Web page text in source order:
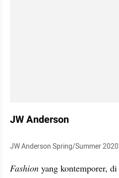
JW Anderson
JW Anderson Spring/Summer 2020
Fashion yang kontemporer,